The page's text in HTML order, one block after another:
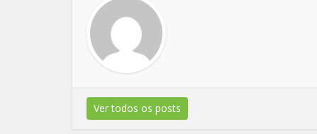
Ver todos os posts